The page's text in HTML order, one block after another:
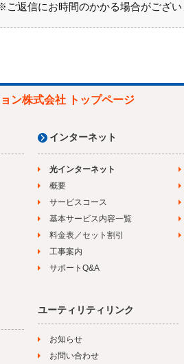
ご返信にお時間のかかる場合がござ
ン株式会社 トップページ
インターネット
光インターネット
概要
サービスコース
基本サービス内容一覧
料金表／セット割引
工事案内
サポートQ&A
ユーティリティリンク
お知らせ
お問い合わせ